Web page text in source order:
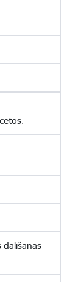
dalīšanas